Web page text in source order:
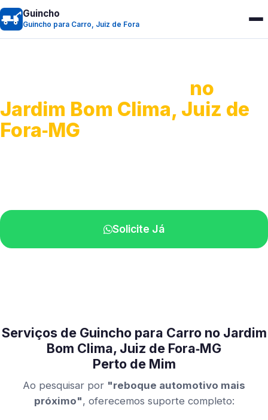
Guincho
Guincho para Carro, Juiz de Fora
no
Jardim Bom Clima, Juiz de
Fora‑MG
Solicite Já
Serviços de Guincho para Carro no Jardim
Bom Clima, Juiz de Fora‑MG
Perto de Mim
Ao pesquisar por "reboque automotivo mais
próximo", oferecemos suporte completo: